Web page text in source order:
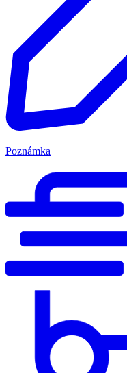
Poznámka